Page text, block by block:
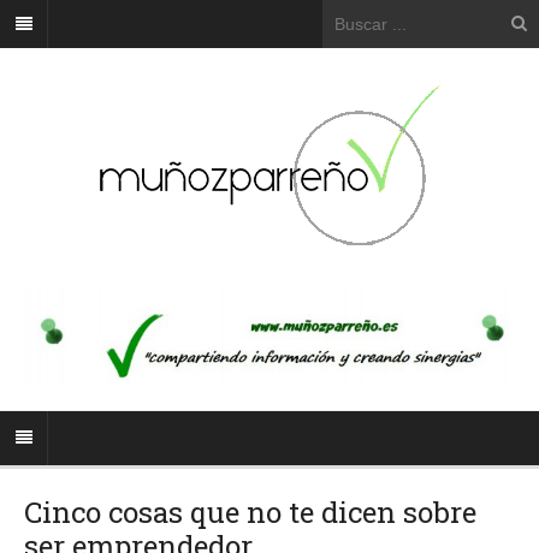
Cinco cosas que no te dicen sobre
ser emprendedor